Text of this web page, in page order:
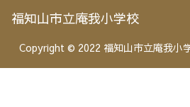
福知山市立庵我小学校
Copyright © 2022 福知山市立庵我小